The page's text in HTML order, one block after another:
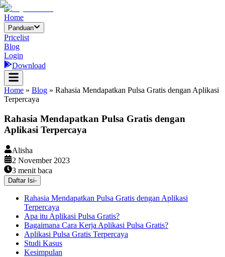
Home
Panduan
Pricelist
Blog
Login
Download
Home » Blog » Rahasia Mendapatkan Pulsa Gratis dengan Aplikasi
Terpercaya
Rahasia Mendapatkan Pulsa Gratis dengan
Aplikasi Terpercaya
Alisha
2 November 2023
3 menit baca
Daftar Isi-
Rahasia Mendapatkan Pulsa Gratis dengan Aplikasi
Terpercaya
Apa itu Aplikasi Pulsa Gratis?
Bagaimana Cara Kerja Aplikasi Pulsa Gratis?
Aplikasi Pulsa Gratis Terpercaya
Studi Kasus
Kesimpulan